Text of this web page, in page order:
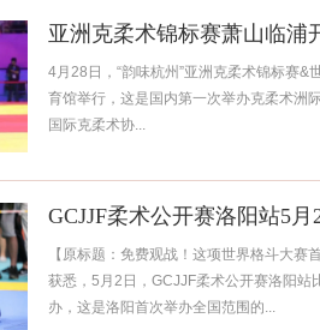
亚洲克柔术锦标赛萧山临浦
4月28日，“韵味杭州”亚洲克柔术锦标赛&
育馆举行，这是国内第一次举办克柔术洲
国际克柔术协...
GCJJF柔术公开赛洛阳站5月
【原标题：免费观战！这项世界格斗
获悉，5月2日，GCJJF柔术公开赛洛阳站
办，这是洛阳首次举办全国范围的...